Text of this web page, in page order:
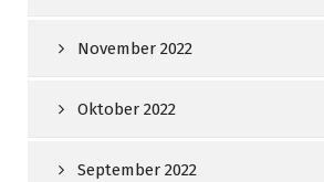
November 2022
Oktober 2022
September 2022